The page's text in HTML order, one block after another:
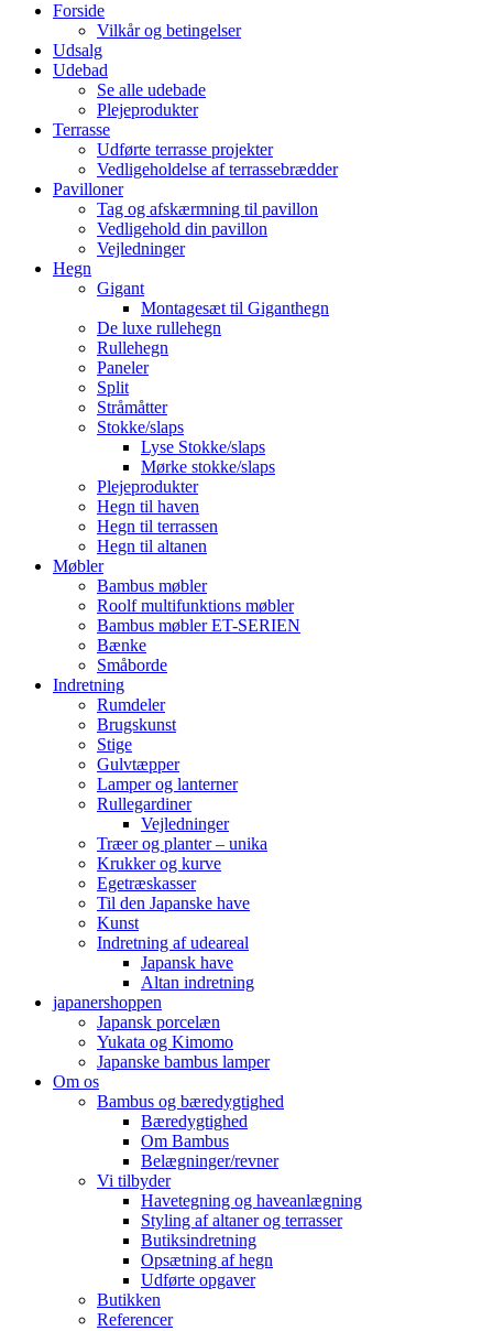
Forside
Vilkår og betingelser
Udsalg
Udebad
Se alle udebade
Plejeprodukter
Terrasse
Udførte terrasse projekter
Vedligeholdelse af terrassebrædder
Pavilloner
Tag og afskærmning til pavillon
Vedligehold din pavillon
Vejledninger
Hegn
Gigant
Montagesæt til Giganthegn
De luxe rullehegn
Rullehegn
Paneler
Split
Stråmåtter
Stokke/slaps
Lyse Stokke/slaps
Mørke stokke/slaps
Plejeprodukter
Hegn til haven
Hegn til terrassen
Hegn til altanen
Møbler
Bambus møbler
Roolf multifunktions møbler
Bambus møbler ET-SERIEN
Bænke
Småborde
Indretning
Rumdeler
Brugskunst
Stige
Gulvtæpper
Lamper og lanterner
Rullegardiner
Vejledninger
Træer og planter – unika
Krukker og kurve
Egetræskasser
Til den Japanske have
Kunst
Indretning af udeareal
Japansk have
Altan indretning
japanershoppen
Japansk porcelæn
Yukata og Kimomo
Japanske bambus lamper
Om os
Bambus og bæredygtighed
Bæredygtighed
Om Bambus
Belægninger/revner
Vi tilbyder
Havetegning og haveanlægning
Styling af altaner og terrasser
Butiksindretning
Opsætning af hegn
Udførte opgaver
Butikken
Referencer